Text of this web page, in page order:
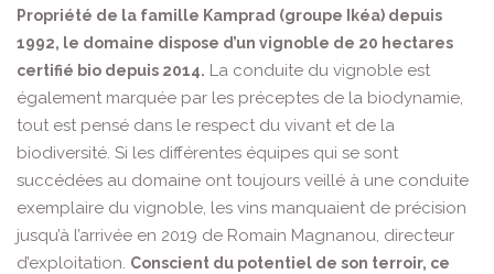
Propriété de la famille Kamprad (groupe Ikéa) depuis
1992, le domaine dispose d’un vignoble de 20 hectares
certifié bio depuis 2014. La conduite du vignoble est
également marquée par les préceptes de la biodynamie,
tout est pensé dans le respect du vivant et de la
biodiversité. Si les différentes équipes qui se sont
succédées au domaine ont toujours veillé à une conduite
exemplaire du vignoble, les vins manquaient de précision
jusqu’à l’arrivée en 2019 de Romain Magnanou, directeur
d’exploitation. Conscient du potentiel de son terroir, ce